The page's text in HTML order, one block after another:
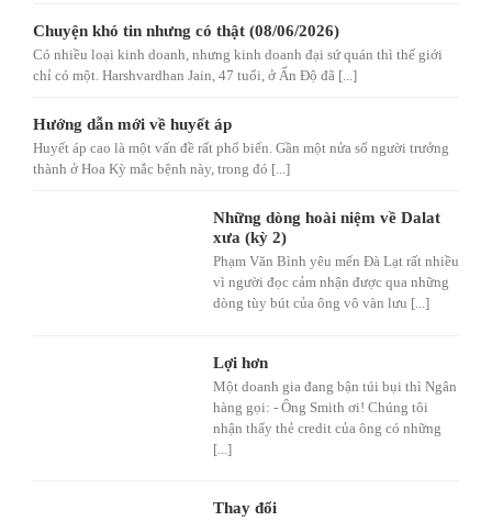
Chuyện khó tin nhưng có thật (08/06/2026)
Có nhiều loại kinh doanh, nhưng kinh doanh đại sứ quán thì thế giới
chỉ có một. Harshvardhan Jain, 47 tuổi, ở Ấn Độ đã [...]
Hướng dẫn mới về huyết áp
Huyết áp cao là một vấn đề rất phổ biến. Gần một nửa số người trưởng
thành ở Hoa Kỳ mắc bệnh này, trong đó [...]
Những dòng hoài niệm về Dalat
xưa (kỳ 2)
Phạm Văn Bình yêu mến Đà Lạt rất nhiều
vì người đọc cảm nhận được qua những
dòng tùy bút của ông vô vàn lưu [...]
Lợi hơn
Một doanh gia đang bận túi bụi thì Ngân
hàng gọi: - Ông Smith ơi! Chúng tôi
nhận thấy thẻ credit của ông có những
[...]
Thay đổi